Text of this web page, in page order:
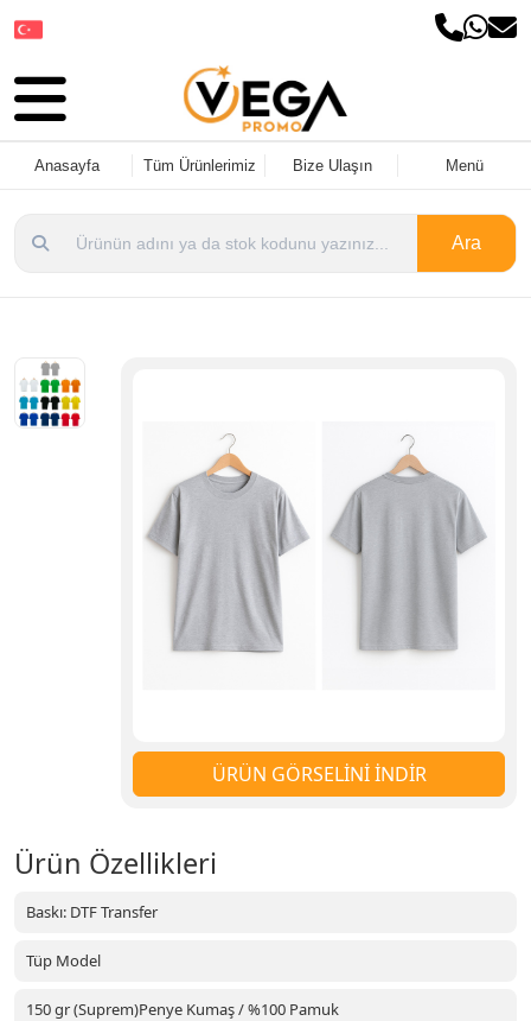
Anasayfa Tüm Ürünlerimiz Bize Ulaşın Menü
Ara
ÜRÜN GÖRSELİNİ İNDİR
Ürün Özellikleri
Baskı: DTF Transfer
Tüp Model
150 gr (Suprem)Penye Kumaş / %100 Pamuk